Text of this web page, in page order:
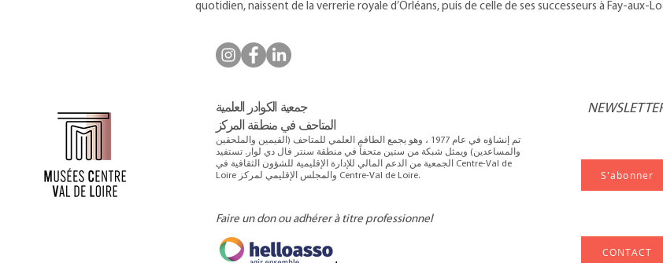
quotidien, naissent de la verrerie royale d’Orléans, puis de celle de ses successeurs à Fay-aux-
جمعية الكوادر العلمية
تم إنشاؤه في عام 1977 ، وهو يجمع الطاقم العلمي للمتاحف (القيمين والملحقين
والمساعدين) ويمثل شبكة من ستين متحفاً في منطقة سنتر فال دي لوار. تستفيد
الجمعية من الدعم المالي للإدارة الإقليمية للشؤون الثقافية في Centre-Val de
Loire والمجلس الإقليمي لمركز Centre-Val de Loire.
S'abonner
Faire un don ou adhérer à titre professionnel
CONTACT